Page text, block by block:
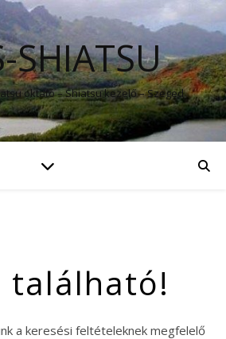
SHIATSU
oktató – Shiatsu kezelő – Szeged
található!
a keresési feltételeknek megfelelő